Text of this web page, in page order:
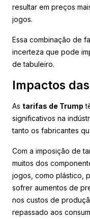
resultar em preços
jogos.
Essa combinação de
incerteza que pode
de tabuleiro.
Impactos
As tarifas de Trump
significativos na
tanto os fabricantes
Com a imposição de
muitos dos
jogos, como plástico,
sofrer aumentos de
nos custos de
repassado aos